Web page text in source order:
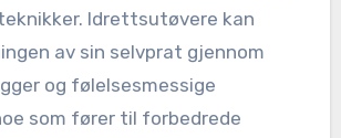
Idrettsutøvere kan
av sin selvprat gjennom
og følelsesmessige
som fører til forbedrede